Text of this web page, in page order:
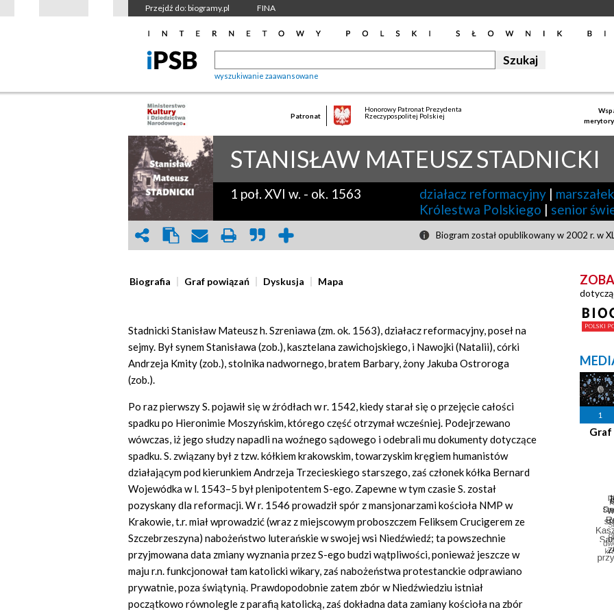
Przejdź do: biogramy.pl FINA
wyszukiwanie zaawansowane
Patronat
Honorowy Patronat Prezydenta
Rzeczypospolitej Polskiej
STANISŁAW MATEUSZSTADNICKI
1 poł. XVI w. - ok. 1563 działacz reformacyjny |
Królestwa Polskiego | senior
Biogram został opublikowany w 2002 r. w
Biografia Graf powiązań Dyskusja Mapa
StadnickiStanisław Mateusz h. Szreniawa (zm. ok. 1563), działacz reformacyjny, poseł na
sejmy. Był synem Stanisława (zob.), kasztelana zawichojskiego, i Nawojki (Natalii), córki
Andrzeja Kmity (zob.), stolnika nadwornego, bratem Barbary, żony Jakuba Ostroroga
(zob.).
Po raz pierwszy S. pojawił się w źródłach w r. 1542, kiedy starał się o przejęcie całości
spadku po Hieronimie Moszyńskim, którego część otrzymał wcześniej. Podejrzewano
wówczas, iż jego słudzy napadli na woźnego sądowego i odebrali mu dokumenty dotyczące
spadku. S. związany był z tzw. kółkiem krakowskim, towarzyskim kręgiem humanistów
działającym pod kierunkiem Andrzeja Trzecieskiego starszego, zaś członek kółka Bernard
Wojewódka w l. 1543–5 był plenipotentem S-ego. Zapewne w tym czasie S. został
pozyskany dla reformacji. W r. 1546 prowadził spór z mansjonarzami kościoła NMP w
Krakowie, t.r. miał wprowadzić (wraz z miejscowym proboszczem Feliksem Crucigerem ze
Szczebrzeszyna) nabożeństwo luterańskie w swojej wsi Niedźwiedź; ta powszechnie
przyjmowana data zmiany wyznania przez S-ego budzi wątpliwości, ponieważ jeszcze w
maju r.n. funkcjonował tam katolicki wikary, zaś nabożeństwa protestanckie odprawiano
prywatnie, poza świątynią. Prawdopodobnie zatem zbór w Niedźwiedziu istniał
początkowo równolegle z parafią katolicką, zaś dokładna data zamiany kościoła na zbór
1
Graf